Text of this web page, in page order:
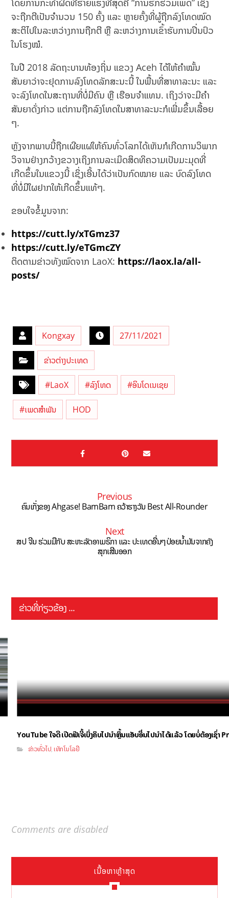
ໂດຍການກະທຳຜິດທີ່ຮ້າຍແຮງທີ່ສຸດຄື “ການຮັກຮ່ວມເພດ” ເຊິ່ງ
ຈະຖືກຕີເປັນຈໍານວນ 150 ຄັ້ງ ແລະ ຫຼາຍຄັ້ງທີ່ຜູ້ຖືກລົງໂທດໝົດ
ສະຕິໄປໃນລະຫວ່າງການຖືກຕີ ຫຼື ລະຫວ່າງການເຂົ້າຮັບການປິ່ນປົວ
ໃນໂຮງໝໍ.
ໃນປີ 2018 ລັດຖະບານທ້ອງຖິ່ນ ແຂວງ Aceh ໄດ້ໃຫ້ຄໍາໝັ້ນ
ສັນຍາວ່າຈະຢຸດການລົງໂທດລັກສະນະນີ້ ໃນພື້ນທີ່ສາທາລະນະ ແລະ
ຈະລົງໂທດໃນສະຖານທີ່ບໍ່ມີຄົນ ຫຼື ເຮືອນຈໍາແທນ. ເຖິງວ່າຈະມີຄຳ
ສັນຍາດັ່ງກ່າວ ແຕ່ການຖືກລົງໂທດໃນສາທາລະນະກໍເພີ່ມຂຶ້ນເລື້ອຍ
ໆ.
ຫຼັງຈາກພາບນີ້ຖືກເຜີຍແຜ່ໃຫ້ຄົນທົ່ວໂລກໄດ້ເຫັນກໍເກີດການວິພາກ
ວິຈານຢ່າງກວ້າງຂວາງເຖິງການລະເມິດສິດທິຄວາມເປັນມະມຸດທີ່
ເກີດຂຶ້ນໃນແຂວງນີ້ ເຊິ່ງເອີ້ນໄດ້ວ່າເປັນກົດໝາຍ ແລະ ບົດລົງໂທດ
ທີ່ບໍ່ມີໃຜຢາກໃຫ້ເກີດຂຶ້ນແທ້ໆ.
ຂອບໃຈຂໍ້ມູນຈາກ:
https://cutt.ly/xTGmz37
https://cutt.ly/eTGmcZY
ຕິດຕາມຂ່າວທັງໝົດຈາກ LaoX: https://laox.la/all-
posts/
Kongxay 27/11/2021
ຂ່າວຕ່າງປະເທດ
#LaoX #ລົງໂທດ #ອິນໂດເນເຊຍ
#ເພດສຳພັນ HOD
Previous
ຄົນເກັ່ງຂອງ Ahgase! BamBam ຄວ້າຮາງວັນ Best All-Rounder
Next
ສປ ຈີນ ຮ່ວມມືກັບ ສະຫະລັດອາເມຣິກາ ແລະ ປະເທດອື່ນໆປ່ອຍນ້ຳມັນຈາກຄັງ
ສຸກເສີນອອກ
ຂ່າວທີ່ກ່ຽວຂ້ອງ ...
YouTube ໃຈດີ ເປີດຟີເຈີ້ເບິ່ງຄິບໄປນຳຫຼິ້ນແອັບອື່ນໄປນຳໄດ້ແລ້ວ ໂດຍບໍ່ຕ້ອງເຊົ່າ
ຂ່າວທົ່ວໄປ,ເທັກໂນໂລຢີ
Comments are disabled
ເນື້ອຫາຫຼ້າສຸດ